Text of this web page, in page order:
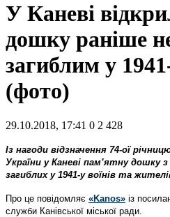
У Каневі
дошку раніше
загиблим у
(фото)
29.10.2018, 17:41 0 2 428
Із нагоди відзначення 74-ої
України у Каневі пам’ятну дошку
загиблих у 1941-у воїнів та
Про це повідомляє «Kanos» із
служби Канівської міської ради.